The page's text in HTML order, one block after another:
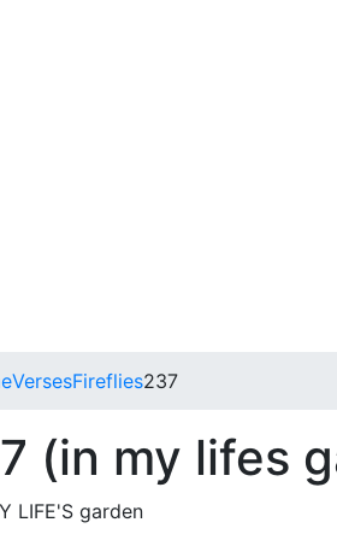
VersesFireflies237
(in my lifes
LIFE'S garden